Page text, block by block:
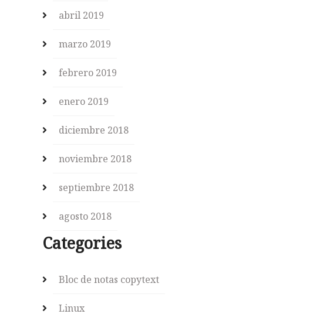
abril 2019
marzo 2019
febrero 2019
enero 2019
diciembre 2018
noviembre 2018
septiembre 2018
agosto 2018
Categories
Bloc de notas copytext
Linux